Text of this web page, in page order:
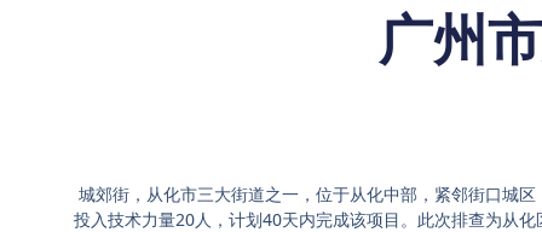
广州
城郊街，从化市三大街道之一，位于从化中部，紧邻街口城
投入技术力量20人，计划40天内完成该项目。此次排查为从